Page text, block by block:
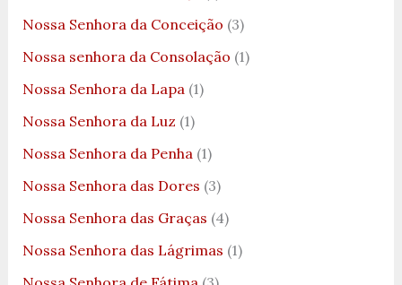
Nossa Senhora da Conceição (3)
Nossa senhora da Consolação (1)
Nossa Senhora da Lapa(1)
Nossa Senhora da Luz (1)
Nossa Senhora da Penha(1)
Nossa Senhora das Dores (3)
Nossa Senhora das Graças (4)
Nossa Senhora das Lágrimas (1)